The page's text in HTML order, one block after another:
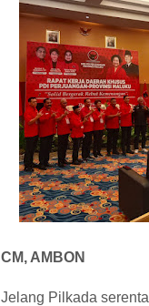
CM, AMBON
Jelang Pilkada